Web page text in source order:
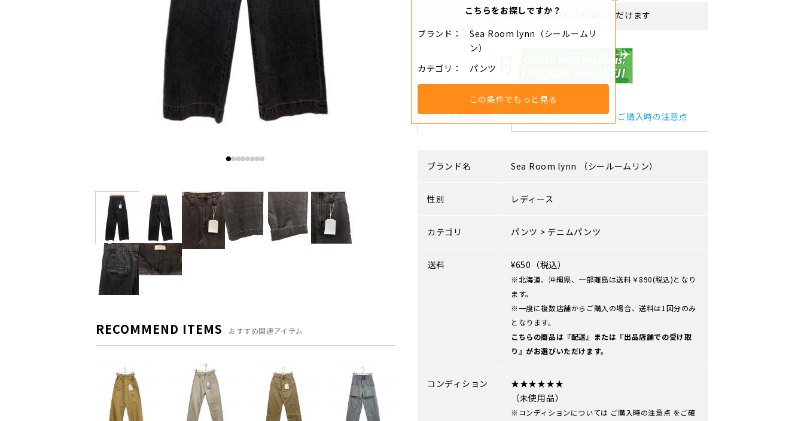
RECOMMEND ITEMS おすすめ関連アイテム
こちらをお探しですか？
ブランド
Sea Room lynn（シールームリ
ン）
カテゴリ
パンツ
この条件でもっと見る
分割・リボ払いもご利用いただけます
アイテム説明 サイズ詳細 ご購入時の注意点
ブランド名 Sea Room lynn （シールームリン）
性別 レディース
カテゴリ パンツ > デニムパンツ
送料 ¥650（税込）
※北海道、沖縄県、一部離島は送料￥890(税込)となり
ます。
※一度に複数店舗からご購入の場合、送料は1回分のみ
となります。
こちらの商品は『配送』または『出品店舗での受け取
り』がお選びいただけます。
コンディション
★★★★★★
（未使用品）
※コンディションについては ご購入時の注意点 をご確